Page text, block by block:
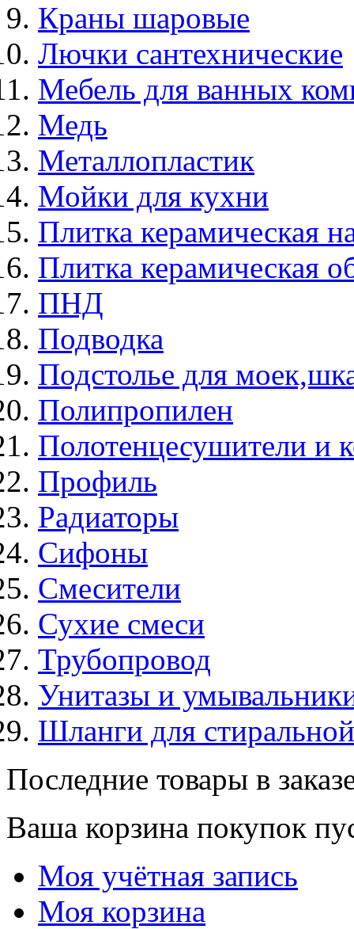
Краны шаровые
Лючки сантехнические
Мебель для ванных
Медь
Металлопластик
Мойки для кухни
Плитка керамическая
Плитка керамическая
ПНД
Подводка
Подстолье для
Полипропилен
Полотенцесушители и
Профиль
Радиаторы
Сифоны
Смесители
Сухие смеси
Трубопровод
Унитазы и
Шланги для
Последние товары в
Ваша корзина покупок
Моя учётная запись
Моя корзина